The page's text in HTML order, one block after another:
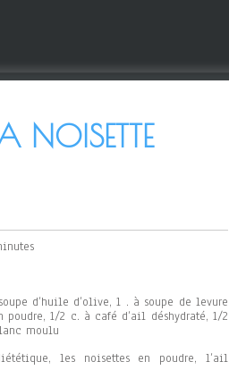
NOISETTE
d’huile d’olive, 1 . à soupe de levure
1/2 c. à café d’ail déshydraté, 1/2
moulu
les noisettes en poudre, l’ail